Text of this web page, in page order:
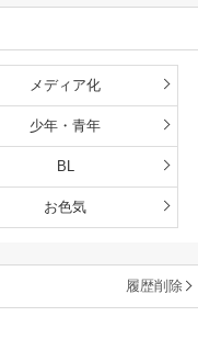
メディア化
少年・青年
BL
お色気
履歴削除